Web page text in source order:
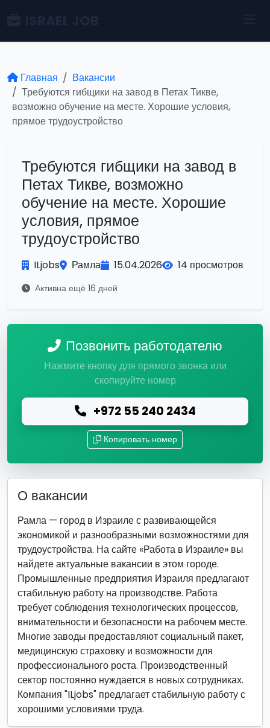
Главная
Вакансии
Требуются гибщики на завод в Петах Тикве,
возможно обучение на месте. Хорошие условия,
прямое трудоустройство
Требуются гибщики на завод в
Петах Тикве, возможно
обучение на месте. Хорошие
условия, прямое
трудоустройство
ILjobs Рамла 15.04.2026 14 просмотров
Активна ещё 16 дней
Позвонить работодателю
Нажмите кнопку для прямого звонка или
скопируйте номер
+972 55 240 2434
Копировать номер
О вакансии
Рамла — город в Израиле с развивающейся
экономикой и разнообразными возможностями для
трудоустройства. На сайте «Работа в Израиле» вы
найдете актуальные вакансии в этом городе.
Промышленные предприятия Израиля предлагают
стабильную работу на производстве. Работа
требует соблюдения технологических процессов,
внимательности и безопасности на рабочем месте.
Многие заводы предоставляют социальный пакет,
медицинскую страховку и возможности для
профессионального роста. Производственный
сектор постоянно нуждается в новых сотрудниках.
Компания "ILjobs" предлагает стабильную работу с
хорошими условиями труда.